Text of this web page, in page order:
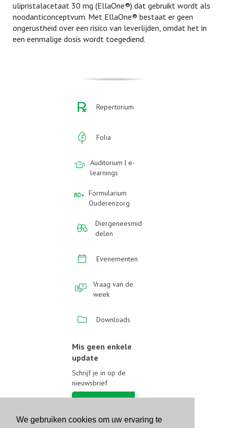
We gebruiken cookies om uw ervaring te
ulipristalacetaat 30 mg (EllaOne®) dat gebruikt wordt als
noodanticonceptvum. Met EllaOne® bestaat er geen
ongerustheid over een risico van leverlijden, omdat het in
een eenmalige dosis wordt toegediend.
Repertorium
Folia
Auditorium | e-
learnings
Formularium
Ouderenzorg
Diergeneesmid
delen
Evenementen
Vraag van de
week
Downloads
Mis geen enkele
update
Schrijf je in op de
nieuwsbrief